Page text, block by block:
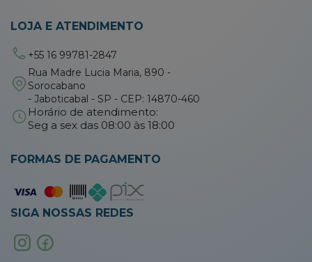
LOJA E ATENDIMENTO
+55 16 99781-2847
Rua Madre Lucia Maria, 890 -
Sorocabano
- Jaboticabal - SP - CEP: 14870-460
Horário de atendimento:
Seg a sex das 08:00 às 18:00
FORMAS DE PAGAMENTO
SIGA NOSSAS REDES